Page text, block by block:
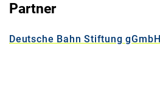
Partner
Deutsche Bahn Stiftung gGmbH